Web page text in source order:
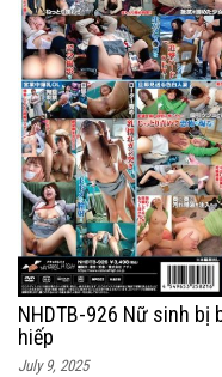
NHDTB-926 Nữ sinh
hiếp
July 9, 2025